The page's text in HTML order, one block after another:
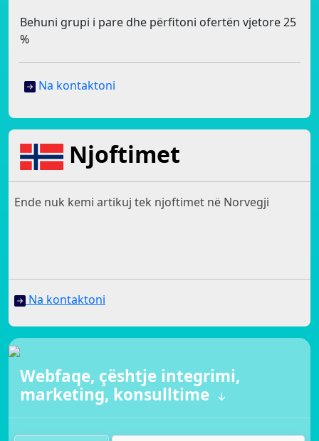
Behuni grupi i pare dhe përfitoni ofertën vjetore 25
%
Na kontaktoni
Njoftimet
Ende nuk kemi artikuj tek njoftimet në Norvegji
Na kontaktoni
Webfaqe, çështje integrimi,
marketing, konsulltime